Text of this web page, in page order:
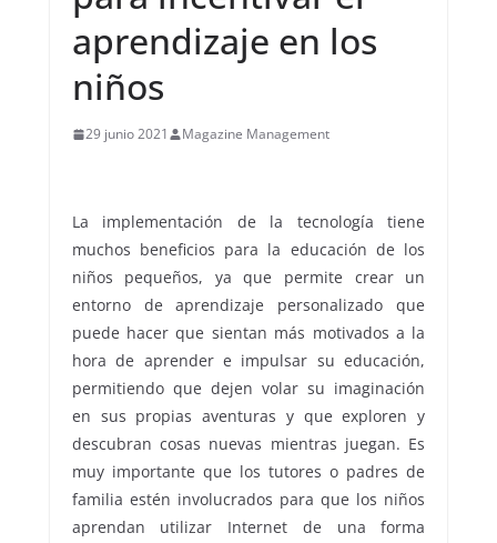
aprendizaje en los
niños
29 junio 2021 Magazine Management
La implementación de la tecnología tiene
muchos beneficios para la educación de los
niños pequeños, ya que permite crear un
entorno de aprendizaje personalizado que
puede hacer que sientan más motivados a la
hora de aprender e impulsar su educación,
permitiendo que dejen volar su imaginación
en sus propias aventuras y que exploren y
descubran cosas nuevas mientras juegan. Es
muy importante que los tutores o padres de
familia estén involucrados para que los niños
aprendan utilizar Internet de una forma